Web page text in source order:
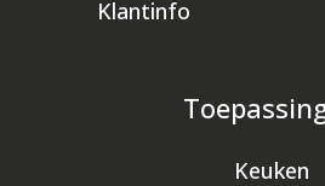
Klantinfo
Keuken